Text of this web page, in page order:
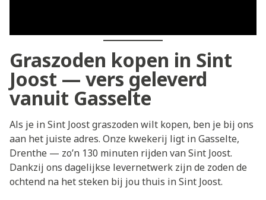
Graszoden kopen in Sint
Joost — vers geleverd
vanuit Gasselte
Als je in Sint Joost graszoden wilt kopen, ben je bij ons
aan het juiste adres. Onze kwekerij ligt in Gasselte,
Drenthe — zo’n 130 minuten rijden van Sint Joost.
Dankzij ons dagelijkse levernetwerk zijn de zoden de
ochtend na het steken bij jou thuis in Sint Joost.